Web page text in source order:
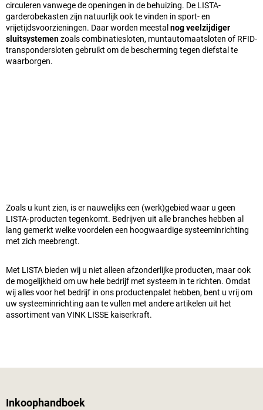
circuleren vanwege de openingen in de behuizing. De LISTA-
garderobekasten zijn natuurlijk ook te vinden in sport- en
vrijetijdsvoorzieningen. Daar worden meestal nog veelzijdiger
sluitsystemenzoals combinatiesloten, muntautomaatsloten of RFID-
transpondersloten gebruikt om de bescherming tegen diefstal te
waarborgen.
Zoals u kunt zien, is er nauwelijks een (werk)gebied waar u geen
LISTA-producten tegenkomt. Bedrijven uit alle branches hebben al
lang gemerkt welke voordelen een hoogwaardige systeeminrichting
met zich meebrengt.
Met LISTA bieden wij u niet alleen afzonderlijke producten, maar ook
de mogelijkheid om uw hele bedrijf met systeem in te richten. Omdat
wij alles voor het bedrijf in ons productenpalet hebben, bent u vrij om
uw systeeminrichting aan te vullen met andere artikelen uit het
assortiment van VINK LISSE kaiserkraft.
Inkoophandboek